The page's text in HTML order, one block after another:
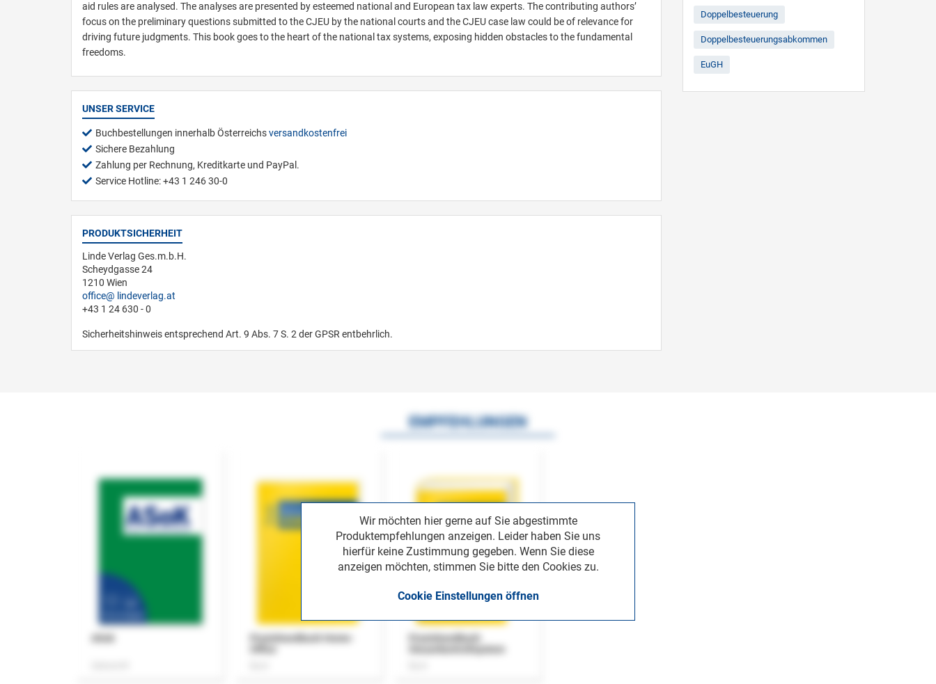
aid rules are analysed. The analyses are presented by esteemed national and European tax law experts. The contributing authors’
focus on the preliminary questions submitted to the CJEU by the national courts and the CJEU case law could be of relevance for
driving future judgments. This book goes to the heart of the national tax systems, exposing hidden obstacles to the fundamental
freedoms.
UNSER SERVICE
Buchbestellungen innerhalb Österreichsversandkostenfrei
Sichere Bezahlung
Zahlung per Rechnung, Kreditkarte und PayPal.
Service Hotline: +43 1 246 30-0
PRODUKTSICHERHEIT
Linde Verlag Ges.m.b.H.
Scheydgasse 24
1210 Wien
office
lindeverlag.at
+43 1 24 630 - 0
Sicherheitshinweis entsprechend Art. 9 Abs. 7 S. 2 der GPSR entbehrlich.
Doppelbesteuerung
Doppelbesteuerungsabkommen
EuGH
Wir möchten hier gerne auf Sie abgestimmte
Produktempfehlungen anzeigen. Leider haben Sie uns
hierfür keine Zustimmung gegeben. Wenn Sie diese
anzeigen möchten, stimmen Sie bitte den Cookies zu.
Cookie Einstellungen öffnen
EMPFEHLUNGEN
Praxishandbuch Home-
Praxishandbuch